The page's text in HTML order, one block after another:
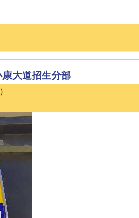
康大道招生分部